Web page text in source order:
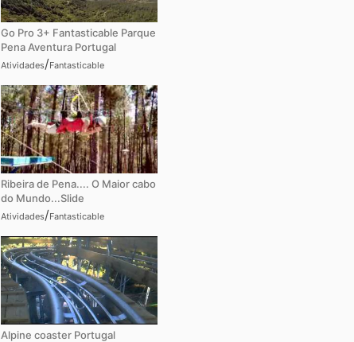
Go Pro 3+ Fantasticable Parque
Pena Aventura Portugal
Atividades/Fantasticable
Ribeira de Pena.... O Maior cabo
do Mundo...Slide
Atividades/Fantasticable
Alpine coaster Portugal